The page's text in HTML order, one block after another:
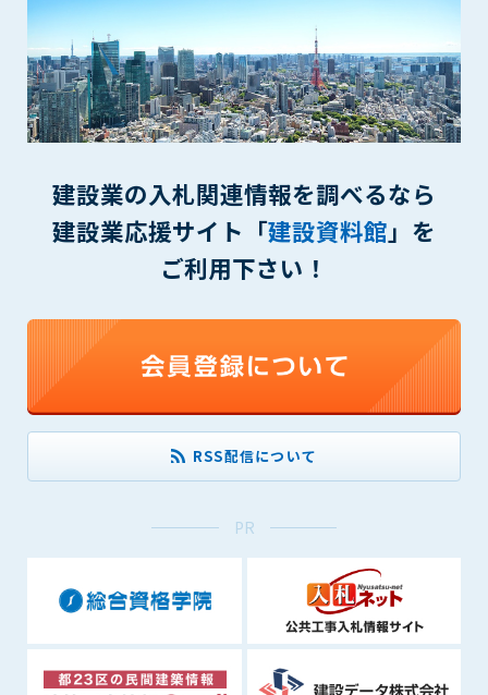
建設業の入札関連情報を調べるなら
建設業応援サイト「建設資料館」を
ご利用下さい！
RSS配信について
PR
(4) 有害なコンピュータプログラム等を送信又は書き込む行為
(5) 第三者に不利益を与える行為
(6) 管理者が承認していない営利を目的とした行為
(7) 公序良俗に反する行為
(8) 犯罪的行為に結びつく行為
(9) その他、法律に反する行為
を、営利を目的として第三者に転売し、または転売のため
に第三者に提供すること
第7条（登録内容の削除）
管理者は、会員が登録した内容が以下に該当する、またはその
(1) 登録されている情報が、第6条の定める禁止事項に該当する
と管理者が、判断した場合
(2) 建設資料館の運営および保守管理上、必要と判断した場合
(3) 広告掲載料金の支払が遅延した場合
(4) その他、管理者が不適当と判断した場合
第8条（サービスの変更・中止等）
廃止を含み)し、本サービスの運営を中止または廃止することが
できるものとします。これに起因する会員または他の第三者が
被った損害について管理者は､一切の責任をも負わないものと
します。
ビスの提供に関連して管理者が知り得た会員の個人情報（以下